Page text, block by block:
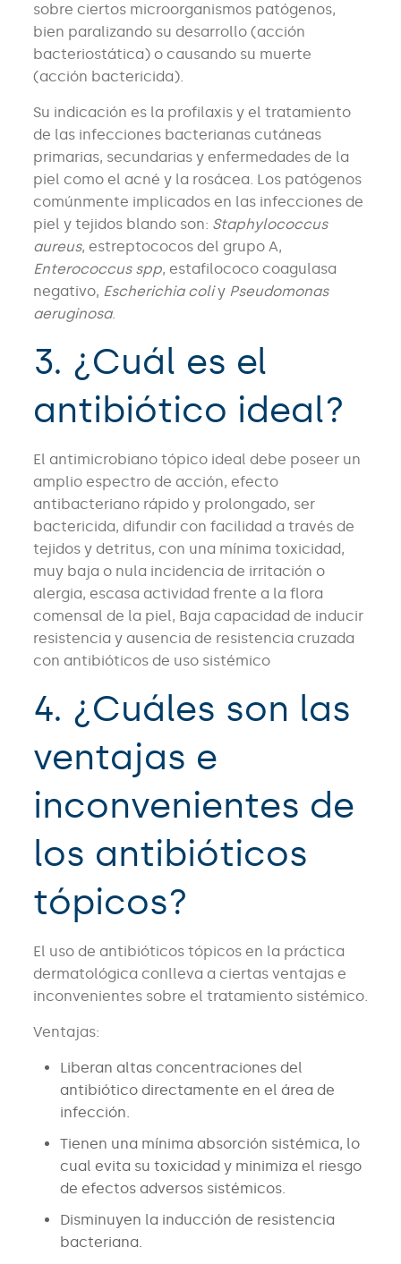
sobre ciertos microorganismos patógenos,
bien paralizando su desarrollo (acción
bacteriostática) o causando su muerte
(acción bactericida).
Su indicación es la profilaxis y el tratamiento
de las infecciones bacterianas cutáneas
primarias, secundarias y enfermedades de la
piel como el acné y la rosácea. Los patógenos
comúnmente implicados en las infecciones de
piel y tejidos blando son: Staphylococcus
aureus, estreptococos del grupo A,
Enterococcus spp, estafilococo coagulasa
negativo, Escherichia coliy Pseudomonas
aeruginosa.
3. ¿Cuál es el
antibiótico ideal?
El antimicrobiano tópico ideal debe poseer un
amplio espectro de acción, efecto
antibacteriano rápido y prolongado, ser
bactericida, difundir con facilidad a través de
tejidos y detritus, con una mínima toxicidad,
muy baja o nula incidencia de irritación o
alergia, escasa actividad frente a la flora
comensal de la piel, Baja capacidad de inducir
resistencia y ausencia de resistencia cruzada
con antibióticos de uso sistémico
4. ¿Cuáles son las
ventajas e
inconvenientes de
los antibióticos
tópicos?
El uso de antibióticos tópicos en la práctica
dermatológica conlleva a ciertas ventajas e
inconvenientes sobre el tratamiento sistémico.
Ventajas:
Liberan altas concentraciones del
antibiótico directamente en el área de
infección.
Tienen una mínima absorción sistémica, lo
cual evita su toxicidad y minimiza el riesgo
de efectos adversos sistémicos.
Disminuyen la inducción de resistencia
bacteriana.